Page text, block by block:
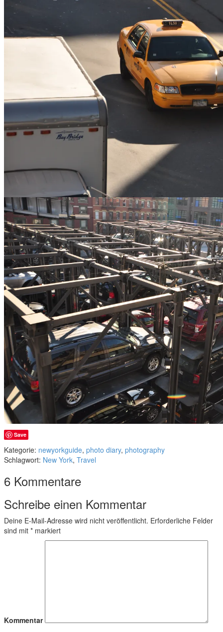
Save
Kategorie: newyorkguide, photo diary, photography
Schlagwort: New York, Travel
6 Kommentare
Schreibe einen Kommentar
Deine E-Mail-Adresse wird nicht veröffentlicht. Erforderliche Felder
sind mit * markiert
Kommentar